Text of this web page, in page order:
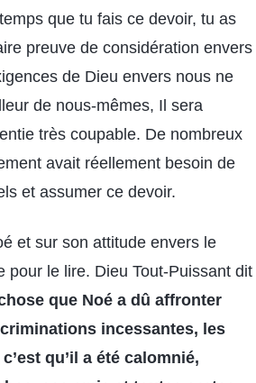
que tu fais ce devoir, tu as
preuve de considération envers
de Dieu envers nous ne
de nous-mêmes, Il sera
très coupable. De nombreux
avait réellement besoin de
et assumer ce devoir.
et sur son attitude envers le
pour le lire. Dieu Tout-Puissant dit
que Noé a dû affronter
incessantes, les
qu’il a été calomnié,